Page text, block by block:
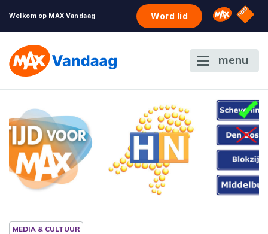
Welkom op MAX Vandaag Word lid Omroep
NPO
menu
MEDIA & CULTUUR